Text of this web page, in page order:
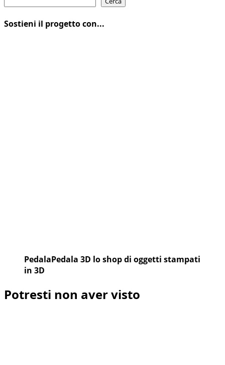
Sostieni il progetto con...
PedalaPedala 3D lo shop di oggetti stampati
in 3D
Potresti non aver visto